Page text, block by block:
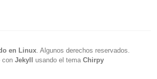
en Linux. Algunos derechos reservados.
con Jekyll usando el tema Chirpy